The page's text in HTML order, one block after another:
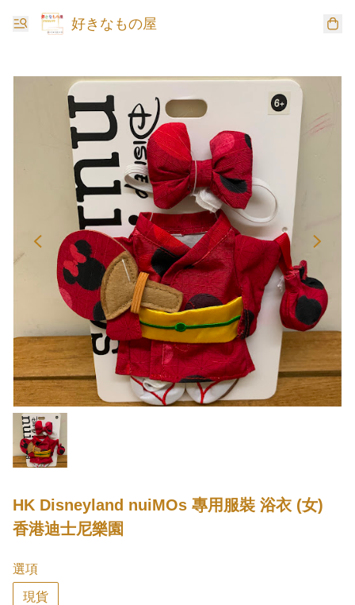
好きなもの屋
HK Disneyland nuiMOs 專用服裝 浴衣 (女)
香港迪士尼樂園
選項
現貨